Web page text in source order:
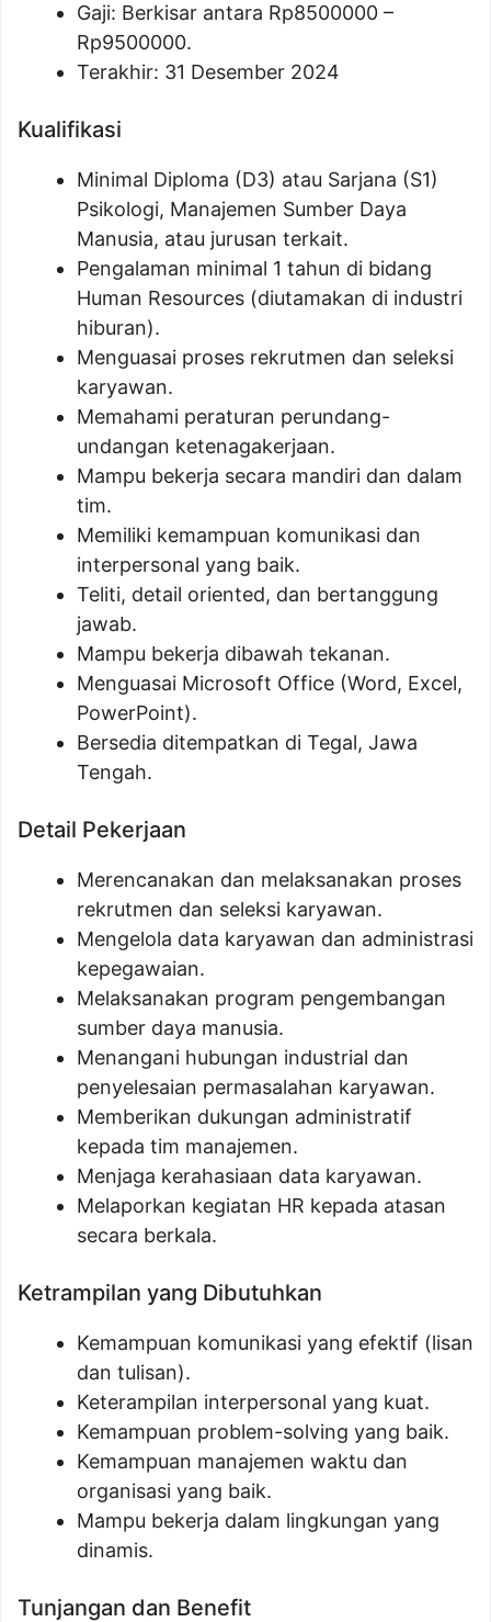
Gaji: Berkisar antara Rp8500000 –
Rp9500000.
Terakhir: 31 Desember 2024
Kualifikasi
Minimal Diploma (D3) atau Sarjana (S1)
Psikologi, Manajemen Sumber Daya
Manusia, atau jurusan terkait.
Pengalaman minimal 1 tahun di bidang
Human Resources (diutamakan di industri
hiburan).
Menguasai proses rekrutmen dan seleksi
karyawan.
Memahami peraturan perundang-
undangan ketenagakerjaan.
Mampu bekerja secara mandiri dan dalam
tim.
Memiliki kemampuan komunikasi dan
interpersonal yang baik.
Teliti, detail oriented, dan bertanggung
jawab.
Mampu bekerja dibawah tekanan.
Menguasai Microsoft Office (Word, Excel,
PowerPoint).
Bersedia ditempatkan di Tegal, Jawa
Tengah.
Detail Pekerjaan
Merencanakan dan melaksanakan proses
rekrutmen dan seleksi karyawan.
Mengelola data karyawan dan administrasi
kepegawaian.
Melaksanakan program pengembangan
sumber daya manusia.
Menangani hubungan industrial dan
penyelesaian permasalahan karyawan.
Memberikan dukungan administratif
kepada tim manajemen.
Menjaga kerahasiaan data karyawan.
Melaporkan kegiatan HR kepada atasan
secara berkala.
Ketrampilan yang Dibutuhkan
Kemampuan komunikasi yang efektif (lisan
dan tulisan).
Keterampilan interpersonal yang kuat.
Kemampuan problem-solving yang baik.
Kemampuan manajemen waktu dan
organisasi yang baik.
Mampu bekerja dalam lingkungan yang
dinamis.
Tunjangan dan Benefit